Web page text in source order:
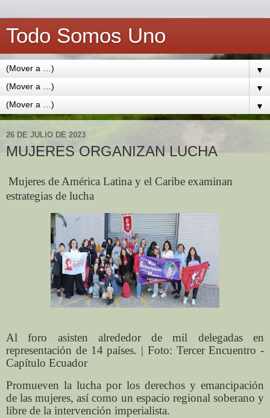
Todo Somos Uno
▼
▼
▼
26 DE JULIO DE 2023
MUJERES ORGANIZAN LUCHA
Mujeres de América Latina y el Caribe examinan
estrategias de lucha
Al foro asisten alrededor de mil delegadas en
representación de 14 países. | Foto: Tercer Encuentro -
Capítulo Ecuador
Promueven la lucha por los derechos y emancipación
de las mujeres, así como un espacio regional soberano y
libre de la intervención imperialista.